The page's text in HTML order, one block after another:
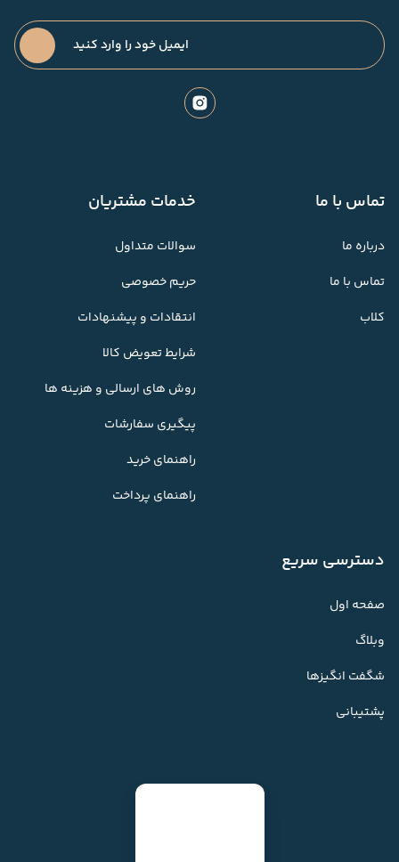
تماس با ما
درباره ما
تماس با ما
کلاب
خدمات مشتریان
سوالات متداول
حریم خصوصی
انتقادات و پیشنهادات
شرایط تعویض کالا
روش های ارسالی و هزینه ها
پیگیری سفارشات
راهنمای خرید
راهنمای پرداخت
دسترسی سریع
صفحه اول
وبلاگ
شگفت انگیزها
پشتیبانی